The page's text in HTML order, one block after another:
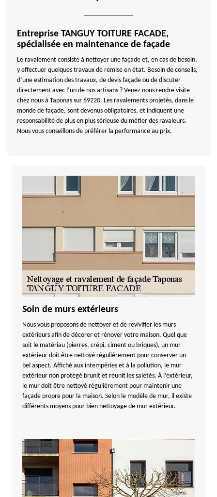
Entreprise TANGUY TOITURE FACADE,
spécialisée en maintenance de façade
Le ravalement consiste à nettoyer une façade et, en cas de besoin,
y effectuer quelques travaux de remise en état. Besoin de conseils,
d’une estimation des travaux, de devis façade ou de discuter
directement avec l’un de nos artisans ? Venez nous rendre visite
chez nous à Taponas sur 69220. Les ravalements projetés, dans le
monde de façade, sont devenus obligatoires, et indiquent une
responsabilité de plus en plus sérieuse du métier des ravaleurs.
Nous vous conseillons de préférer la performance au prix.
Soin de murs extérieurs
Nous vous proposons de nettoyer et de revivifier les murs
extérieurs afin de décorer et rénover votre maison. Quel que
soit le matériau (pierres, crépi, ciment ou briques), un mur
extérieur doit être nettoyé régulièrement pour conserver un
bel aspect. Affiché aux intempéries et à la pollution, le mur
extérieur non protégé brunit et réunit les saletés. À l’extérieur,
le mur doit être nettoyé régulièrement pour maintenir une
façade propre pour la maison. Selon le modèle de mur, il existe
différents moyens pour bien nettoyage de mur extérieur.